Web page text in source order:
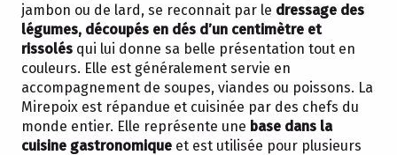
jambon ou de lard, se reconnait par le dressage des
légumes, découpés en dés d’un centimètre et
rissolés qui lui donne sa belle présentation tout en
couleurs. Elle est généralement servie en
accompagnement de soupes, viandes ou poissons. La
Mirepoix est répandue et cuisinée par des chefs du
monde entier. Elle représente une base dans la
cuisine gastronomique et est utilisée pour plusieurs